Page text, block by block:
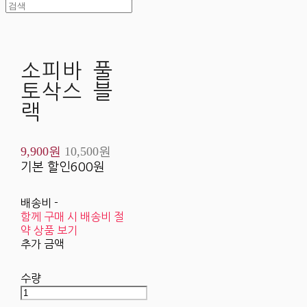
소피바 풀
토삭스 블
랙
9,900원 10,500원
기본 할인600원
배송비 -
함께 구매 시 배송비 절
약 상품 보기
추가 금액
수량